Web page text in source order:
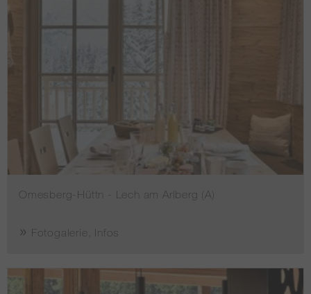
Omesberg-Hüttn - Lech am Arlberg (A)
Fotogalerie, Infos